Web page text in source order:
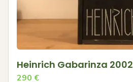
Heinrich Gabarinza 2002
290 €